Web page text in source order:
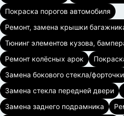
Покраска порогов автомобиля
Ремонт, замена крышки
Тюнинг элементов кузова,
Ремонт колёсных арок
Замена бокового стекла/форточки
Замена стекла передней двери
Замена заднего подрамника